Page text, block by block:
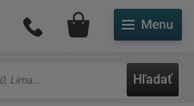
Hľadať
Môj účet